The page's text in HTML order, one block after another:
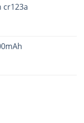
cr123a